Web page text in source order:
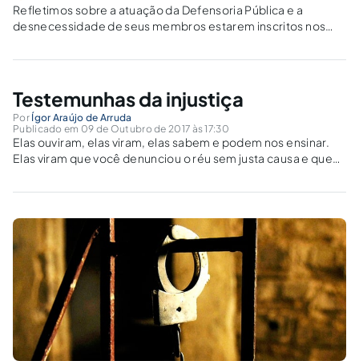
Refletimos sobre a atuação da Defensoria Pública e a
desnecessidade de seus membros estarem inscritos nos
STJ.
Testemunhas da injustiça
Por Ígor Araújo de Arruda
Publicado em 09 de Outubro de 2017 às 17:30
Elas ouviram, elas viram, elas sabem e podem nos ensinar.
Elas viram que você denunciou o réu sem justa causa e que
"erga omnes". Elas viram que você apresentou defesa